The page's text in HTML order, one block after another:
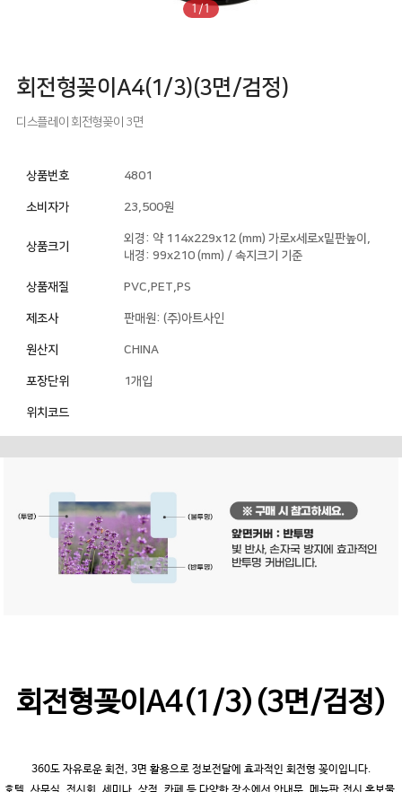
1/1
회전형꽂이A4(1/3)(3면/검정)
디스플레이 회전형꽂이 3면
상품번호 4801
소비자가 23,500원
상품크기
외경: 약 114x229x12 (mm) 가로x세로x밑판높이,
내경: 99x210 (mm) / 속지크기 기준
상품재질 PVC,PET,PS
제조사 판매원: (주)아트사인
원산지 CHINA
포장단위 1개입
위치코드
회전형꽂이A4(1/3)(3면/검정)
360도 자유로운 회전, 3면 활용으로 정보전달에 효과적인 회전형 꽂이입니다.